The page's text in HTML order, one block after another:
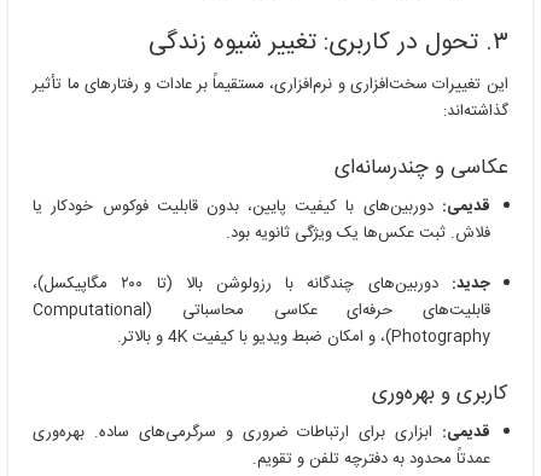
۳. تحول در کاربری: تغییر شیوه زندگی
این تغییرات سخت‌افزاری و نرم‌افزاری، مستقیماً بر عادات و رفتارهای ما تأثیر
گذاشته‌اند:
عکاسی و چندرسانه‌ای
قدیمی: دوربین‌های با کیفیت پایین، بدون قابلیت فوکوس خودکار یا
فلاش. ثبت عکس‌ها یک ویژگی ثانویه بود.
جدید:
دوربین‌های چندگانه با رزولوشن بالا (تا ۲۰۰ مگاپیکسل)،
قابلیت‌های حرفه‌ای عکاسی محاسباتی (Computational
Photography)، و امکان ضبط ویدیو با کیفیت 4K و بالاتر.
کاربری و بهره‌وری
قدیمی: ابزاری برای ارتباطات ضروری و سرگرمی‌های ساده. بهره‌وری
عمدتاً محدود به دفترچه تلفن و تقویم.